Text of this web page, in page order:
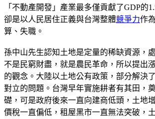
「不動產開發」產業最多僅貢獻了GDP的
卻是以人民居住正義與台灣整體競爭力作
算、失職。
孫中山先生認知土地是定量的稀缺資源，
不是民窮財盡，就是農民革命，所以提出
的觀念。大陸以土地公有政策，部分解決
對立的問題。台灣早年實施耕者有其田，
礎，可是政府後來一直向建商低頭，土地
價稅一直偏低，租屋黑市一直無法突破，